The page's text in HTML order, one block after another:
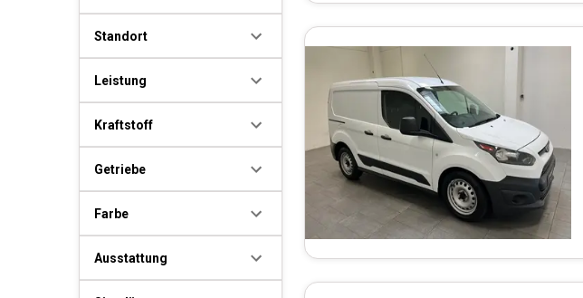
Standort
Leistung
Kraftstoff
Getriebe
Farbe
Ausstattung